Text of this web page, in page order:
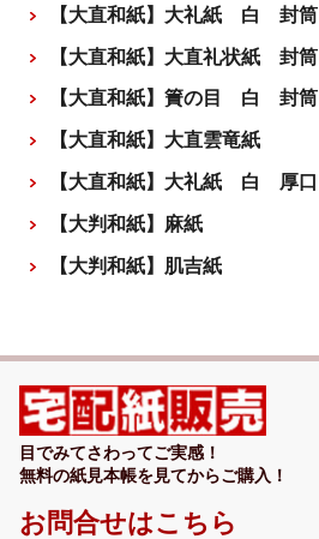
【大直和紙】大礼紙 白 封筒
【大直和紙】大直礼状紙 封筒
【大直和紙】簀の目 白 封筒
【大直和紙】大直雲竜紙
【大直和紙】大礼紙 白 厚口
【大判和紙】麻紙
【大判和紙】肌吉紙
目でみてさわってご実感！
無料の紙見本帳を見てからご購入！
お問合せはこちら